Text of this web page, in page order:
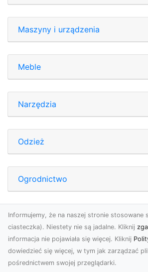
Maszyny i urządzenia
Meble
Narzędzia
Odzież
Ogrodnictwo
Organizacja imprez
Produkcja
Informujemy, że na naszej stronie stosowane
ciasteczka). Niestety nie są jadalne. Kliknij
informacja nie pojawiała się więcej. Kliknij
dowiedzieć się więcej, w tym jak zarządzać
pośrednictwem swojej przeglądarki.